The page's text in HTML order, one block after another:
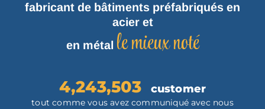
fabricant de bâtiments préfabriqués en
acier et
en métal le mieux noté
4,243,503 customer
tout comme vous avez communiqué avec nous